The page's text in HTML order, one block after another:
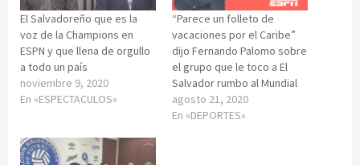
El Salvadoreño que es la
voz de la Champions en
ESPN y que llena de orgullo
a todo un país
noviembre 9, 2020
En «ESPECTACULOS»
“Parece un folleto de
vacaciones por el Caribe”
dijo Fernando Palomo sobre
el grupo que le toco a El
Salvador rumbo al Mundial
agosto 21, 2020
En «DEPORTES»